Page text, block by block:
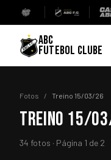
ABC
FUTEBOL CLUBE
Fotos / Treino 15/03/26
TREINO 15/
34 fotos · Página 1 de 2